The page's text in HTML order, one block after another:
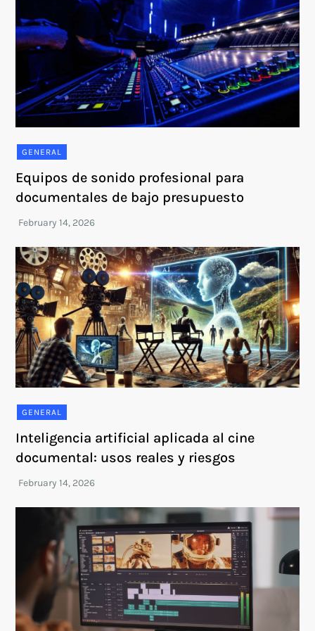
GENERAL
Equipos de sonido profesional para
documentales de bajo presupuesto
GENERAL
Inteligencia artificial aplicada al cine
documental: usos reales y riesgos